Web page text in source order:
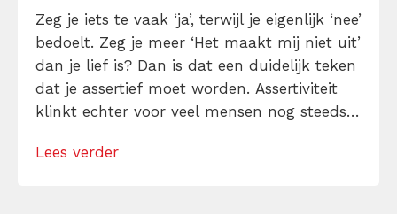
Zeg je iets te vaak ‘ja’, terwijl je eigenlijk ‘nee’
bedoelt. Zeg je meer ‘Het maakt mij niet uit’
dan je lief is? Dan is dat een duidelijk teken
dat je assertief moet worden. Assertiviteit
klinkt echter voor veel mensen nog steeds
maar dat is niet zo. Assertiviteit draait juist
Lees verder